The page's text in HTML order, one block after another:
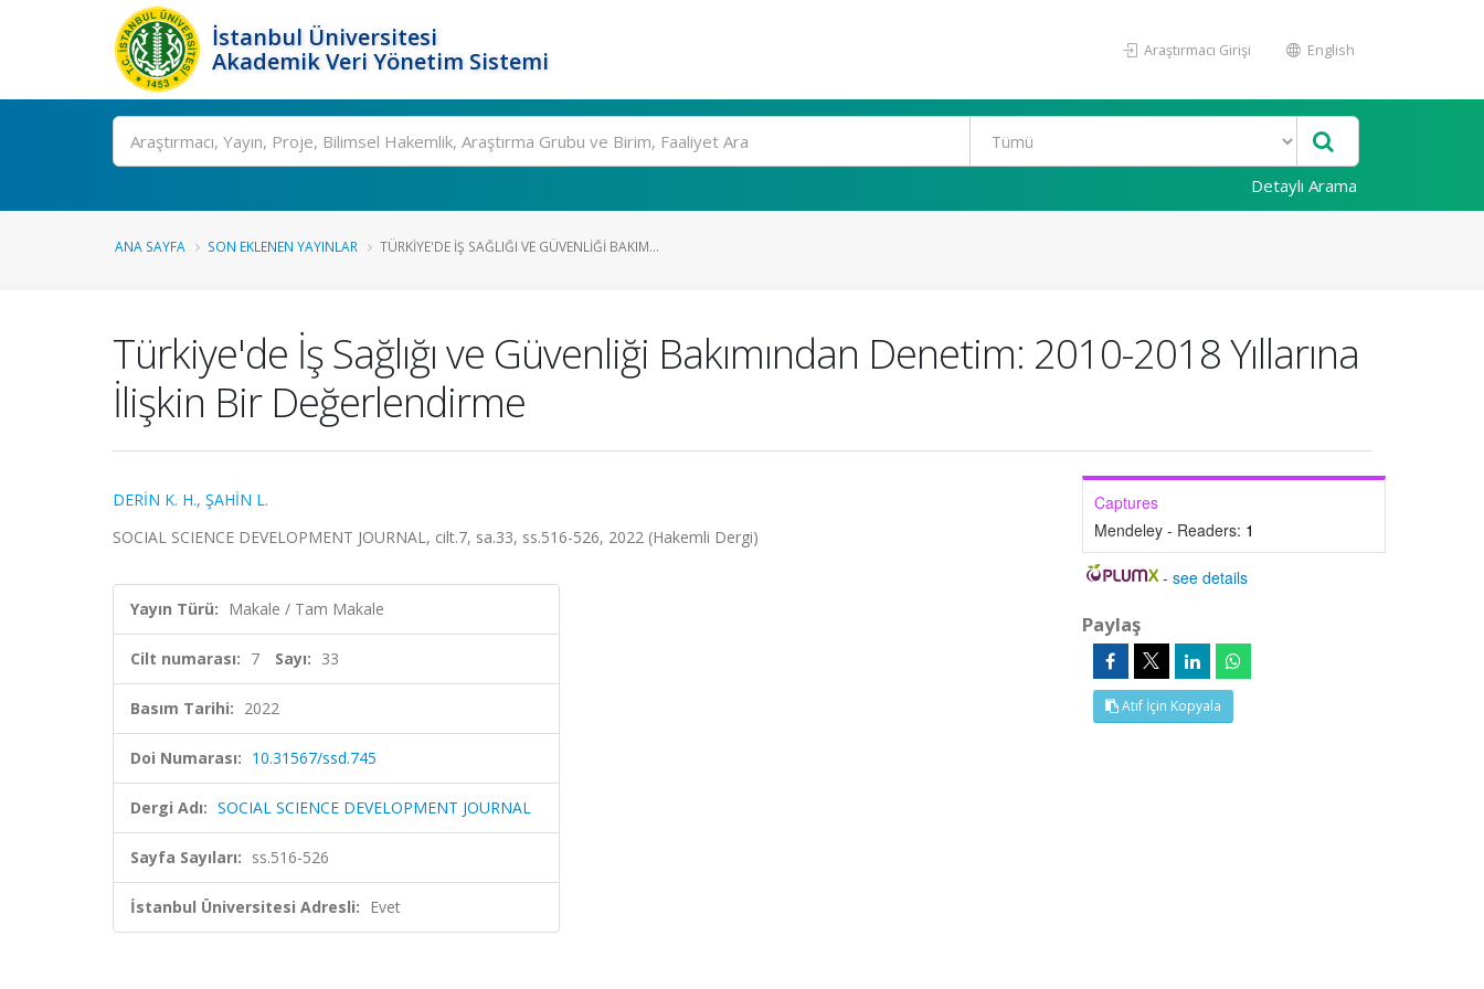
İstanbul Üniversitesi
Akademik Veri Yönetim Sistemi
Araştırmacı Girişi English
Ara
Detaylı Arama
ANA SAYFA SON EKLENEN YAYINLAR TÜRKIYE'DE İŞ SAĞLIĞI VE GÜVENLIĞI BAKIM...
Türkiye'de İş Sağlığı ve Güvenliği Bakımından Denetim: 2010-2018 Yıllarına
İlişkin Bir Değerlendirme
DERİN K. H., ŞAHİN L.
SOCIAL SCIENCE DEVELOPMENT JOURNAL, cilt.7, sa.33, ss.516-526, 2022 (Hakemli Dergi)
Yayın Türü: Makale / Tam Makale
Cilt numarası: 7 Sayı: 33
Basım Tarihi: 2022
Doi Numarası: 10.31567/ssd.745
Dergi Adı: SOCIAL SCIENCE DEVELOPMENT JOURNAL
Sayfa Sayıları: ss.516-526
İstanbul Üniversitesi Adresli: Evet
Captures
Mendeley - Readers: 1
-see details
Paylaş
Atıf İçin Kopyala